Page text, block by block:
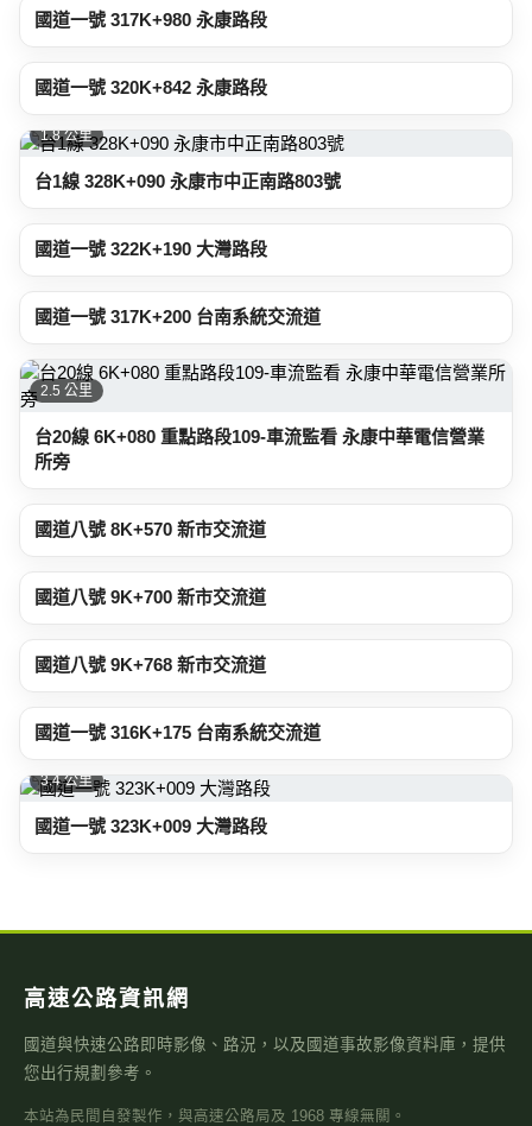
國道一號 317K+980 永康路段
國道一號 320K+842 永康路段
1.8 公里
台1線 328K+090 永康市中正南路803號
國道一號 322K+190 大灣路段
國道一號 317K+200 台南系統交流道
2.5 公里
台20線 6K+080 重點路段109-車流監看 永康中華電信營業
所旁
國道八號 8K+570 新市交流道
國道八號 9K+700 新市交流道
國道八號 9K+768 新市交流道
國道一號 316K+175 台南系統交流道
3.4 公里
國道一號 323K+009 大灣路段
高速公路資訊網
國道與快速公路即時影像、路況，以及國道事故影像資料庫，提供
您出行規劃參考。
本站為民間自發製作，與高速公路局及 1968 專線無關。